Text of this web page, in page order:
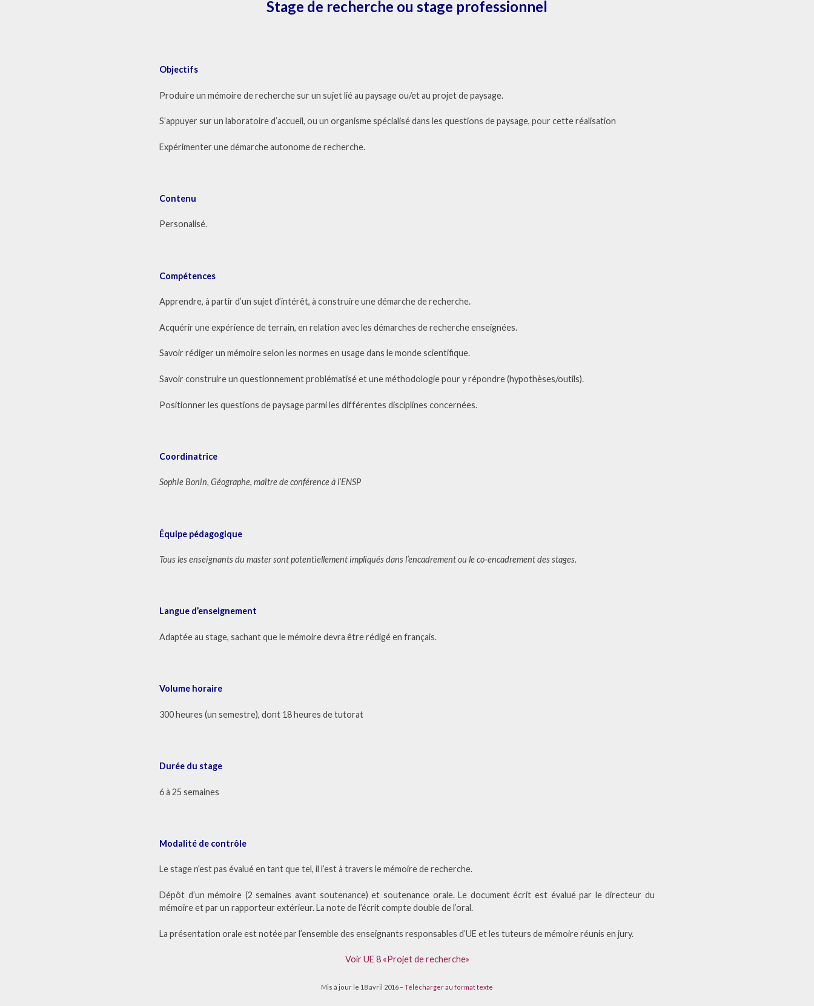
Stage de recherche ou stage professionnel
Objectifs
Produire un mémoire de recherche sur un sujet lié au paysage ou/et au projet de paysage.
S’appuyer sur un laboratoire d’accueil, ou un organisme spécialisé dans les questions de paysage, pour cette réalisation
Expérimenter une démarche autonome de recherche.
Contenu
Personalisé.
Compétences
Apprendre, à partir d’un sujet d’intérêt, à construire une démarche de recherche.
Acquérir une expérience de terrain, en relation avec les démarches de recherche enseignées.
Savoir rédiger un mémoire selon les normes en usage dans le monde scientifique.
Savoir construire un questionnement problématisé et une méthodologie pour y répondre (hypothèses/outils).
Positionner les questions de paysage parmi les différentes disciplines concernées.
Coordinatrice
Sophie Bonin, Géographe, maître de conférence à l’ENSP
Équipe pédagogique
Tous les enseignants du master sont potentiellement impliqués dans l’encadrement ou le co-encadrement des stages.
Langue d’enseignement
Adaptée au stage, sachant que le mémoire devra être rédigé en français.
Volume horaire
300 heures (un semestre), dont 18 heures de tutorat
Durée du stage
6 à 25 semaines
Modalité de contrôle
Le stage n’est pas évalué en tant que tel, il l’est à travers le mémoire de recherche.
Dépôt d’un mémoire (2 semaines avant soutenance) et soutenance orale. Le document écrit est évalué par le directeur du
mémoire et par un rapporteur extérieur. La note de l’écrit compte double de l’oral.
La présentation orale est notée par l’ensemble des enseignants responsables d’UE et les tuteurs de mémoire réunis en jury.
Voir UE 8 «Projet de recherche»
Mis à jour le 18 avril 2016 – Télécharger au format texte